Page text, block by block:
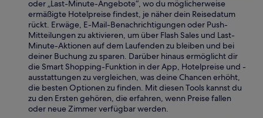
f
f
n
e
t
oder „Last-Minute-Angebote“, wo du möglicherweise
ermäßigte Hotelpreise findest, je näher dein Reisedatum
rückt. Erwäge, E-Mail-Benachrichtigungen oder Push-
Mitteilungen zu aktivieren, um über Flash Sales und Last-
Minute-Aktionen auf dem Laufenden zu bleiben und bei
deiner Buchung zu sparen. Darüber hinaus ermöglicht dir
die Smart Shopping-Funktion in der App, Hotelpreise und -
ausstattungen zu vergleichen, was deine Chancen erhöht,
die besten Optionen zu finden. Mit diesen Tools kannst du
zu den Ersten gehören, die erfahren, wenn Preise fallen
oder neue Zimmer verfügbar werden.